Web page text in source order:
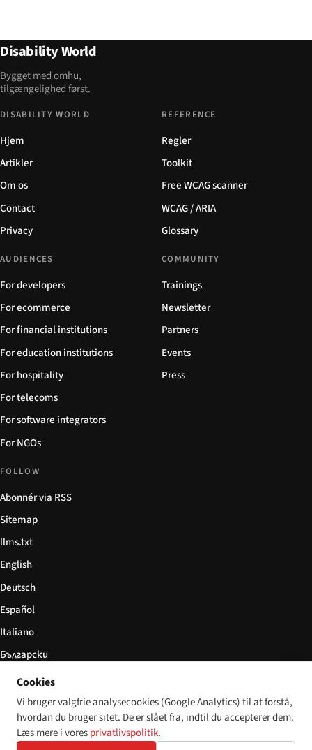
Disability World
Bygget med omhu,
tilgængelighed først.
DISABILITY WORLD
Hjem
Artikler
Om os
Contact
Privacy
REFERENCE
Regler
Toolkit
Free WCAG scanner
WCAG / ARIA
Glossary
AUDIENCES
For developers
For ecommerce
For financial institutions
For education institutions
For hospitality
For telecoms
For software integrators
For NGOs
COMMUNITY
Trainings
Newsletter
Partners
Events
Press
FOLLOW
Abonnér via RSS
Sitemap
llms.txt
English
Deutsch
Español
Italiano
Български
简体中文
© 2026 Disability World. Alle rettigheder forbeholdes. Cookie settings
Cookies
Vi bruger valgfrie analysecookies (Google Analytics) til at forstå,
hvordan du bruger sitet. De er slået fra, indtil du accepterer dem.
Læs mere i voresprivatlivspolitik.